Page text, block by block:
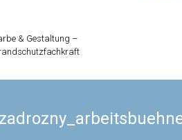
& Gestaltung –